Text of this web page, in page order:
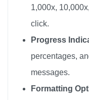
ハローキティ
ハローキティ
ハローキティ
ハローキティ
1,000x,
click.
Progress
percentages,
messages.
Formatting